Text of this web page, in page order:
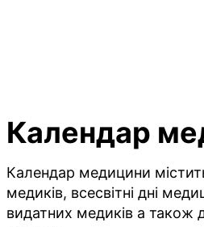
Календар
Календар медицини
медиків, всесвітні дні
видатних медиків а також